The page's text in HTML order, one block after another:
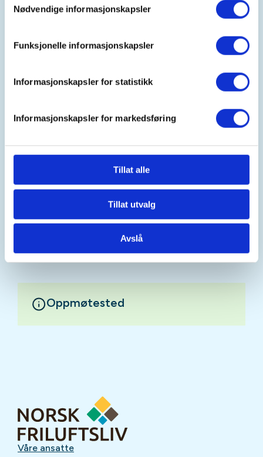
Nødvendige informasjonskapsler
Funksjonelle informasjonskapsler
Informasjonskapsler for statistikk
Informasjonskapsler for markedsføring
Tillat alle
Tillat utvalg
Avslå
arnstein.eide@dnt.no
Meld deg på her eller på e-
Romsdal for 2026 koster kr. 675,- Les mer om alle
her: https://www.dnt.no/medlem/
Mer informasjon
Oppmøtested
Våre ansatte